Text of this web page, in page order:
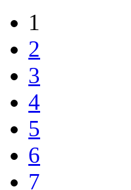
1
2
3
4
5
6
7